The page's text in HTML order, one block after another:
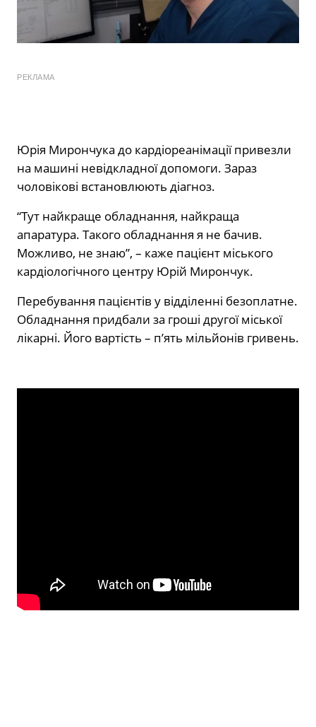
РЕКЛАМА
Юрія Мирончука до кардіореанімації привезли
на машині невідкладної допомоги. Зараз
чоловікові встановлюють діагноз.
“Тут найкраще обладнання, найкраща
апаратура. Такого обладнання я не бачив.
Можливо, не знаю”, – каже пацієнт міського
кардіологічного центру Юрій Мирончук.
Перебування пацієнтів у відділенні безоплатне.
Обладнання придбали за гроші другої міської
лікарні. Його вартість – п’ять мільйонів гривень.